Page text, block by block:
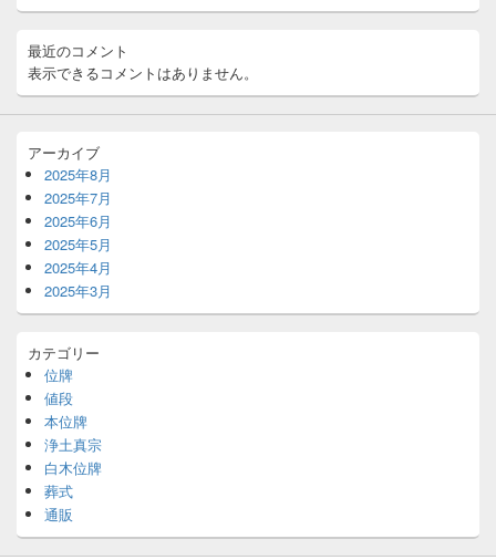
最近のコメント
表示できるコメントはありません。
アーカイブ
2025年8月
2025年7月
2025年6月
2025年5月
2025年4月
2025年3月
カテゴリー
位牌
値段
本位牌
浄土真宗
白木位牌
葬式
通販